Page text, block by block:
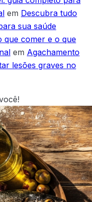
em Descubra tudo
sua saúde
que comer e o que
em Agachamento
lesões graves no